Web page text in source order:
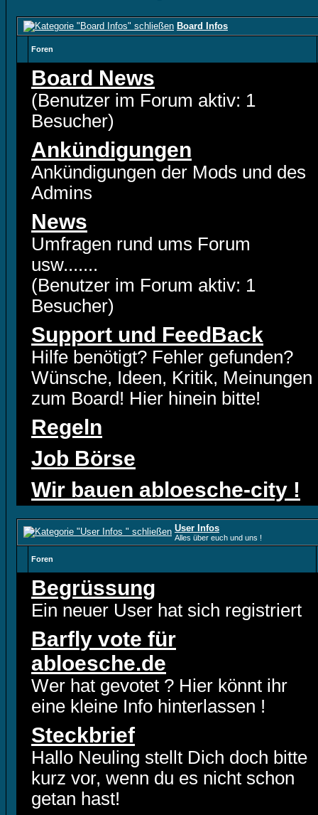
Board Infos
Foren
Board News
(Benutzer im Forum aktiv: 1
Besucher)
Ankündigungen
Ankündigungen der Mods und des
Admins
News
Umfragen rund ums Forum
usw.......
(Benutzer im Forum aktiv: 1
Besucher)
Support und FeedBack
Hilfe benötigt? Fehler gefunden?
Wünsche, Ideen, Kritik, Meinungen
zum Board! Hier hinein bitte!
Regeln
Job Börse
Wir bauen abloesche-city !
User Infos
Alles über euch und uns !
Foren
Begrüssung
Ein neuer User hat sich registriert
Barfly vote für
abloesche.de
Wer hat gevotet ? Hier könnt ihr
eine kleine Info hinterlassen !
Steckbrief
Hallo Neuling stellt Dich doch bitte
kurz vor, wenn du es nicht schon
getan hast!